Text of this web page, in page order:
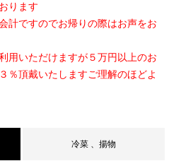
ります
計ですのでお帰りの際はお声をお
用いただけますが５万円以上のお
％頂戴いたしますご理解のほどよ
冷菜 、揚物